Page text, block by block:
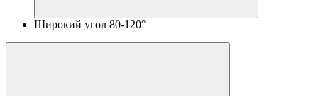
Широкий угол 80-120°